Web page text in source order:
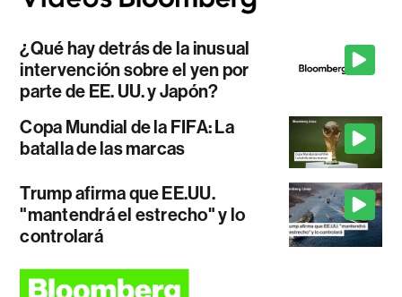
¿Qué hay detrás de la inusual
intervención sobre el yen por
parte de EE. UU. y Japón?
Copa Mundial de la FIFA: La
batalla de las marcas
Trump afirma que EE.UU.
"mantendrá el estrecho" y lo
controlará